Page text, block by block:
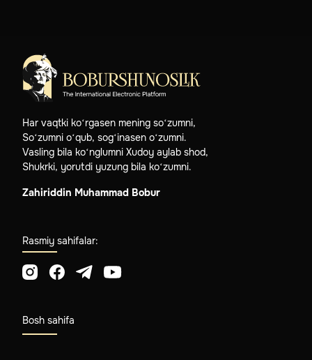
Har vaqtki ko‘rgasen mening so‘zumni,
So‘zumni o‘qub, sog‘inasen o‘zumni.
Vasling bila ko‘nglumni Xudoy aylab shod,
Shukrki, yorutdi yuzung bila ko‘zumni.
Zahiriddin Muhammad Bobur
Rasmiy sahifalar:
Bosh sahifa